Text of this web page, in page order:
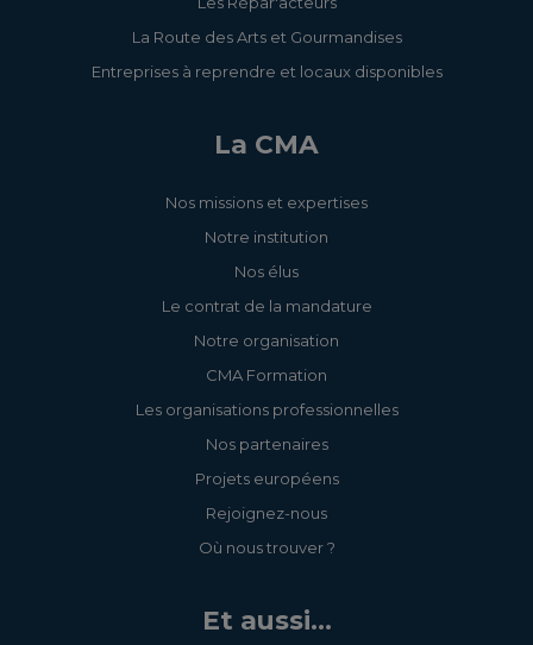
La Route des Arts et Gourmandises
Entreprises à reprendre et locaux disponibles
La CMA
Nos missions et expertises
Notre institution
Nos élus
Le contrat de la mandature
Notre organisation
CMA Formation
Les organisations professionnelles
Nos partenaires
Projets européens
Rejoignez-nous
Où nous trouver ?
Et aussi...